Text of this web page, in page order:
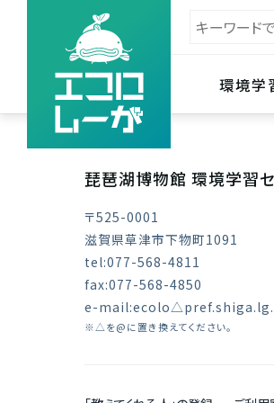
環境学
琵琶湖博物館 環境学習
〒525-0001
滋賀県草津市下物町1091
tel:077-568-4811
fax:077-568-4850
e-
※△を@に置き換えてください。